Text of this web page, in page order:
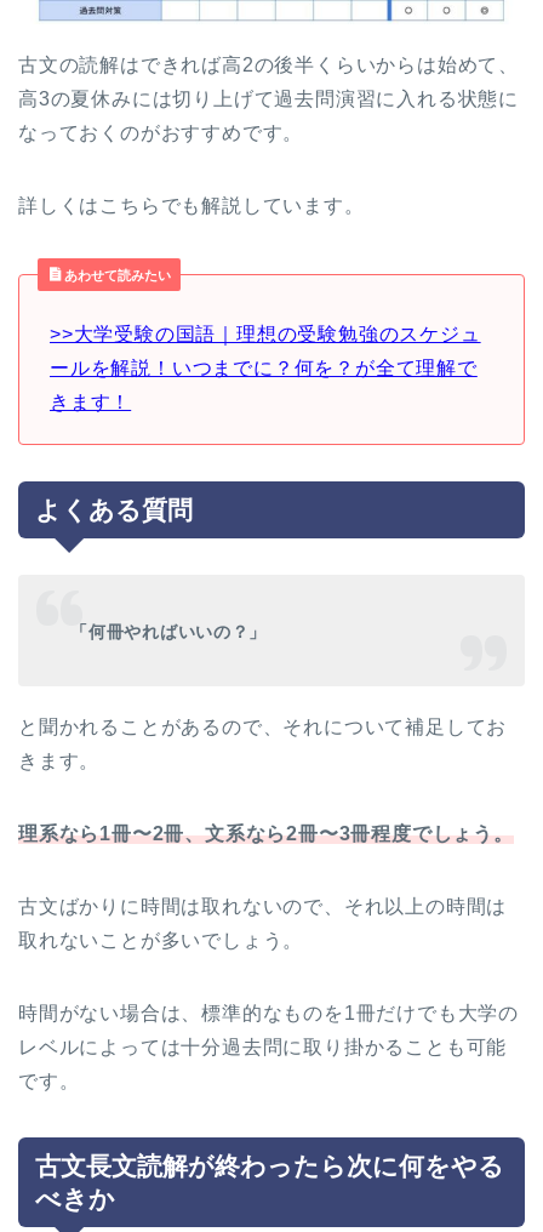
古文の読解はできれば高2の後半くらいからは始めて、
高3の夏休みには切り上げて過去問演習に入れる状態に
なっておくのがおすすめです。
詳しくはこちらでも解説しています。
あわせて読みたい
>>大学受験の国語｜理想の受験勉強のスケジュ
ールを解説！いつまでに？何を？が全て理解で
きます！
よくある質問
「何冊やればいいの？」
と聞かれることがあるので、それについて補足してお
きます。
理系なら1冊〜2冊、文系なら2冊〜3冊程度でしょう。
古文ばかりに時間は取れないので、それ以上の時間は
取れないことが多いでしょう。
時間がない場合は、標準的なものを1冊だけでも大学の
レベルによっては十分過去問に取り掛かることも可能
です。
古文長文読解が終わったら次に何をやる
べきか